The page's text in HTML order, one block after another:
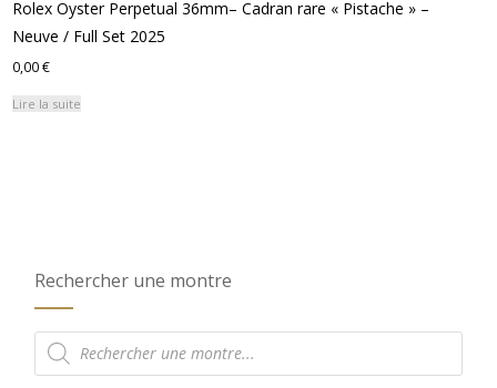
Rolex Oyster Perpetual 36mm– Cadran rare « Pistache » –
Neuve / Full Set 2025
0,00€
Lire la suite
Rechercher une montre
Recherche
de
produits